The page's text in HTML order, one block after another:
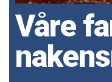
Våre